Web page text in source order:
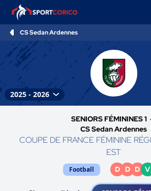
CS Sedan Ardennes
SENIORS FÉMININES 1
CS Sedan Ardennes
COUPE DE FRANCE FÉMININE
EST
Football D D D V